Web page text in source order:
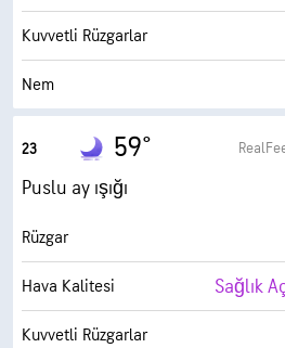
Bulut Tavanı
Kuvvetli Rüzgarlar
Nem
Çiy Noktası
AccuLumen Brightness Index™
Bulutlarla Kaplı
Görüş Alanı
Bulut Tavanı
23 59°
Puslu ay ışığı
Rüzgar
Hava Kalitesi Sağlık
Kuvvetli Rüzgarlar